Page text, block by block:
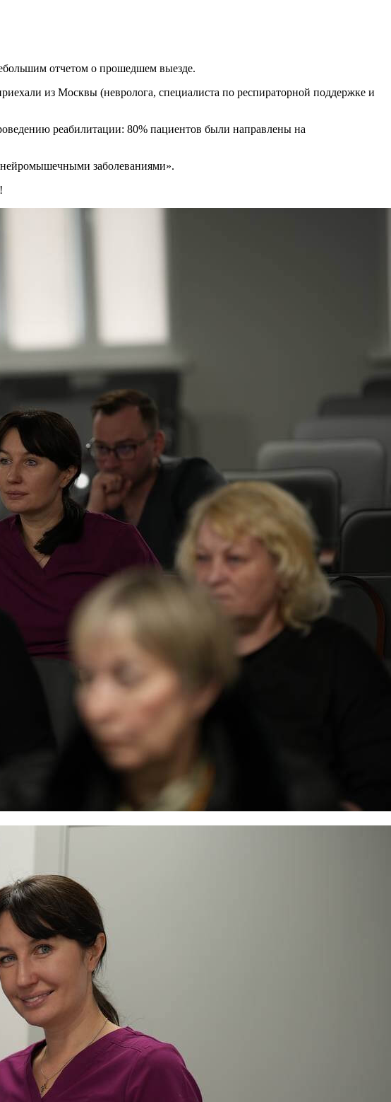
отчетом о прошедшем выезде.
из Москвы (невролога, специалиста по респираторной поддержке и
реабилитации: 80% пациентов были направлены на
заболеваниями».